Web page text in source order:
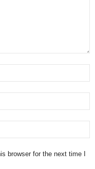
browser for the next time I